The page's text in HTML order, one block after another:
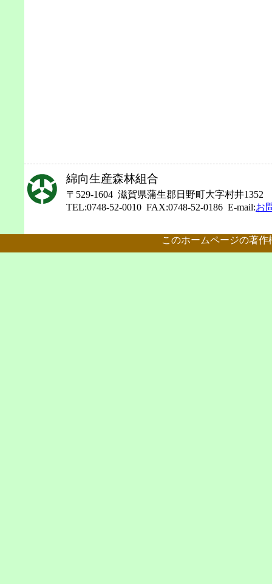
綿向生産森林組合
〒529-1604 滋賀県蒲生郡日野町大字村井1352
TEL:0748-52-0010 FAX:0748-52-0186 E-mail:お
このホームページの著